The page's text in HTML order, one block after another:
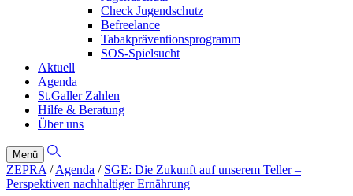
Check Jugendschutz
Befreelance
Tabakpräventionsprogramm
SOS-Spielsucht
Aktuell
Agenda
St.Galler Zahlen
Hilfe & Beratung
Über uns
Menü
ZEPRA / Agenda / SGE: Die Zukunft auf unserem Teller –
Perspektiven nachhaltiger Ernährung